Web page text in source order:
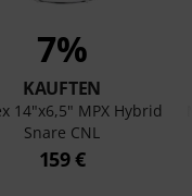
7%
KAUFTEN
14"x6,5" MPX Hybrid
Snare CNL
159 €